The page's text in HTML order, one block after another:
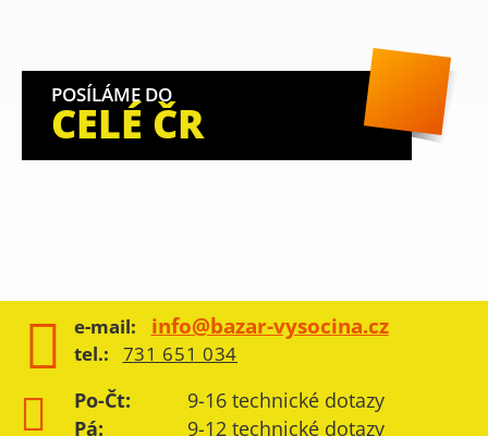
POSÍLÁME DO
CELÉ ČR
e-mail: info@bazar-vysocina.cz
tel.: 731 651 034
Po-Čt:
9-16 technické dotazy
Pá:
9-12 technické dotazy